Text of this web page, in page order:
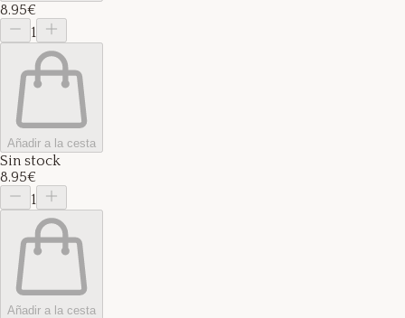
8.95€
1
Añadir a la cesta
Sin stock
8.95€
1
Añadir a la cesta